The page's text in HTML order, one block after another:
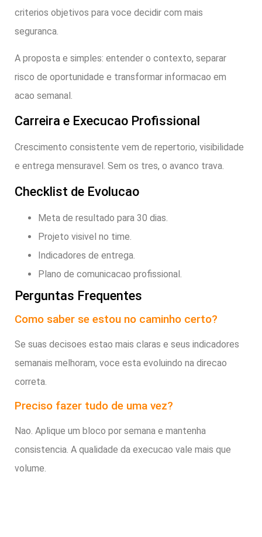
criterios objetivos para voce decidir com mais
seguranca.
A proposta e simples: entender o contexto, separar
risco de oportunidade e transformar informacao em
acao semanal.
Carreira e Execucao Profissional
Crescimento consistente vem de repertorio, visibilidade
e entrega mensuravel. Sem os tres, o avanco trava.
Checklist de Evolucao
Meta de resultado para 30 dias.
Projeto visivel no time.
Indicadores de entrega.
Plano de comunicacao profissional.
Perguntas Frequentes
Como saber se estou no caminho certo?
Se suas decisoes estao mais claras e seus indicadores
semanais melhoram, voce esta evoluindo na direcao
correta.
Preciso fazer tudo de uma vez?
Nao. Aplique um bloco por semana e mantenha
consistencia. A qualidade da execucao vale mais que
volume.